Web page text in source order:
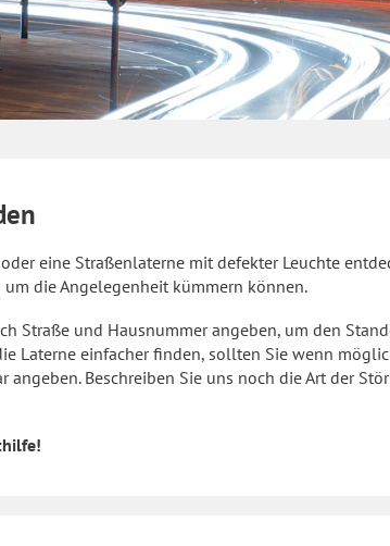
eine Straßenlaterne mit defekter Leuchte
die Angelegenheit kümmern können.
Straße und Hausnummer angeben, um den
Laterne einfacher finden, sollten Sie wenn
angeben. Beschreiben Sie uns noch die Art der